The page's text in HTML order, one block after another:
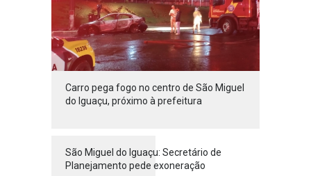
Carro pega fogo no centro de São Miguel
do Iguaçu, próximo à prefeitura
São Miguel do Iguaçu: Secretário de
Planejamento pede exoneração